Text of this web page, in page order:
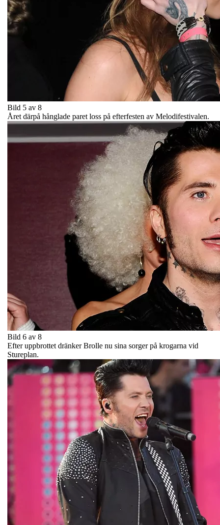
Bild 5 av 8
Året därpå hånglade paret loss på efterfesten av Melodifestivalen.
Bild 6 av 8
Efter uppbrottet dränker Brolle nu sina sorger på krogarna vid
Stureplan.